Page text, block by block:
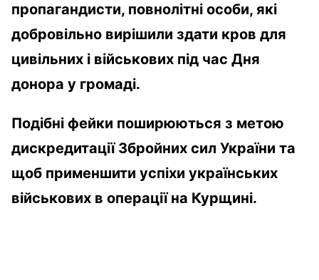
пропагандисти, повнолітні особи, які
добровільно вирішили здати кров для
цивільних і військових під час Дня
донора у громаді.
Подібні фейки поширюються з метою
дискредитації Збройних сил України та
щоб применшити успіхи українських
військових в операції на Курщині.